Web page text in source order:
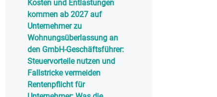
Kosten und Entlastungen
kommen ab 2027 auf
Unternehmer zu
Wohnungsüberlassung an
den GmbH-Geschäftsführer:
Steuervorteile nutzen und
Fallstricke vermeiden
Rentenpflicht für